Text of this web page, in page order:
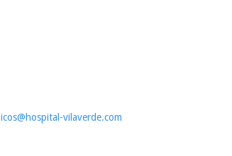
vilaverde.com